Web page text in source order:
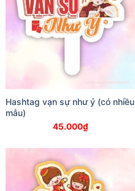
Hashtag vạn sự như ý (có nhiều
mẫu)
45.000₫